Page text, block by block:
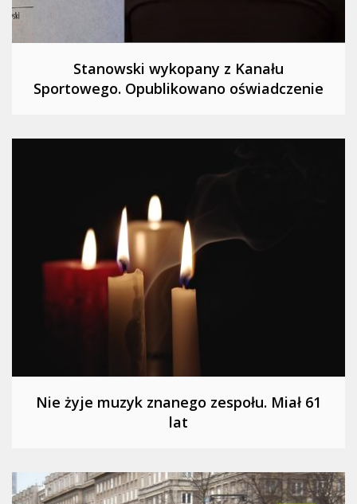
Stanowski wykopany z Kanału
Sportowego. Opublikowano oświadczenie
Nie żyje muzyk znanego zespołu. Miał 61
lat